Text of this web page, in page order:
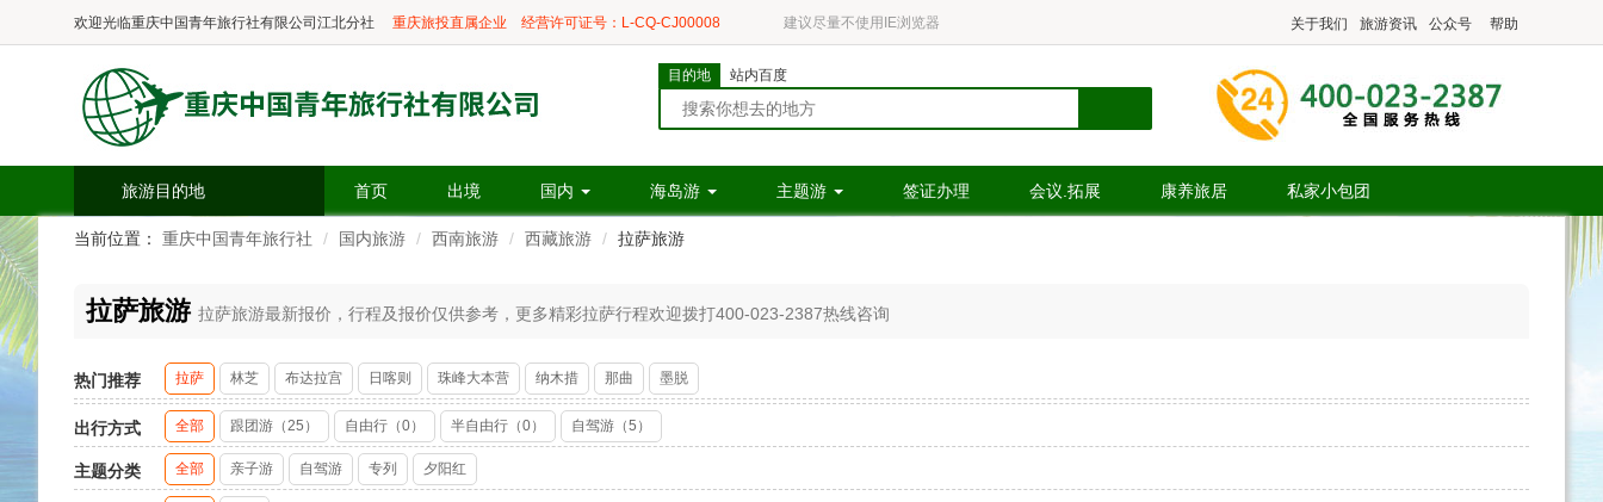
欢迎光临重庆中国青年旅行社有限公司江北分社 重庆旅投直属企业 经营许可证号：L-CQ-CJ00008 建议尽量不使用IE浏览器 关于我们 旅游资讯 公众号 帮助
目的地 站内百度
旅游目的地 首页 出境 国内 海岛游 主题游 签证办理 会议.拓展 康养旅居 私家小包团
当前位置： 重庆中国青年旅行社 国内旅游 西南旅游 西藏旅游 拉萨旅游
拉萨旅游 拉萨旅游最新报价，行程及报价仅供参考，更多精彩拉萨行程欢迎拨打400-023-2387热线咨询
热门推荐 拉萨 林芝 布达拉宫 日喀则 珠峰大本营 纳木措 那曲 墨脱
出行方式 全部 跟团游（25） 自由行（0） 半自由行（0） 自驾游（5）
主题分类 全部 亲子游 自驾游 专列 夕阳红